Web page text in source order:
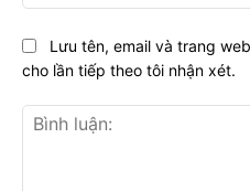
Lưu tên, email và trang
cho lần tiếp theo tôi nhận xét.